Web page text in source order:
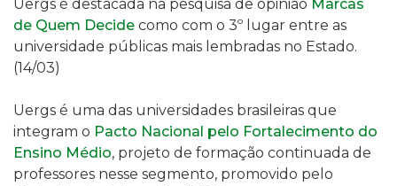
Uergs é destacada na pesquisa de opinião Marcas
de Quem Decide como com o 3º lugar entre as
universidade públicas mais lembradas no Estado.
(14/03)
Uergs é uma das universidades brasileiras que
integram o Pacto Nacional pelo Fortalecimento do
Ensino Médio, projeto de formação continuada de
professores nesse segmento, promovido pelo